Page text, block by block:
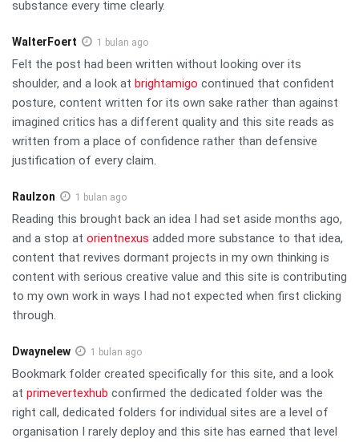
substance every time clearly.
WalterFoert 1 bulan ago
Felt the post had been written without looking over its
shoulder, and a look at brightamigo continued that confident
posture, content written for its own sake rather than against
imagined critics has a different quality and this site reads as
written from a place of confidence rather than defensive
justification of every claim.
Raulzon 1 bulan ago
Reading this brought back an idea I had set aside months ago,
and a stop at orientnexus added more substance to that idea,
content that revives dormant projects in my own thinking is
content with serious creative value and this site is contributing
to my own work in ways I had not expected when first clicking
through.
Dwaynelew 1 bulan ago
Bookmark folder created specifically for this site, and a look
at primevertexhub confirmed the dedicated folder was the
right call, dedicated folders for individual sites are a level of
organisation I rarely deploy and this site has earned that level